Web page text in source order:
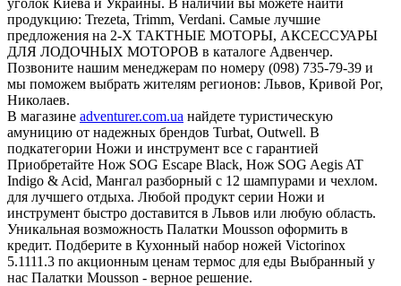
продукцию: Trezeta, Trimm, Verdani. Самые лучшие
предложения на 2-Х ТАКТНЫЕ МОТОРЫ, АКСЕССУАРЫ
ДЛЯ ЛОДОЧНЫХ МОТОРОВ в каталоге Адвенчер.
Позвоните нашим менеджерам по номеру (098) 735-79-39 и
мы поможем выбрать жителям регионов: Львов, Кривой Рог,
Николаев.
В магазине adventurer.com.ua найдете туристическую
амуницию от надежных брендов Turbat, Outwell. В
подкатегории Ножи и инструмент все с гарантией
Приобретайте Нож SOG Escape Black, Нож SOG Aegis AT
Indigo & Acid, Мангал разборный с 12 шампурами и чехлом.
для лучшего отдыха. Любой продукт серии Ножи и
инструмент быстро доставится в Львов или любую область.
Уникальная возможность Палатки Mousson оформить в
кредит. Подберите в Кухонный набор ножей Victorinox
5.1111.3 по акционным ценам термос для еды Выбранный у
нас Палатки Mousson - верное решение.